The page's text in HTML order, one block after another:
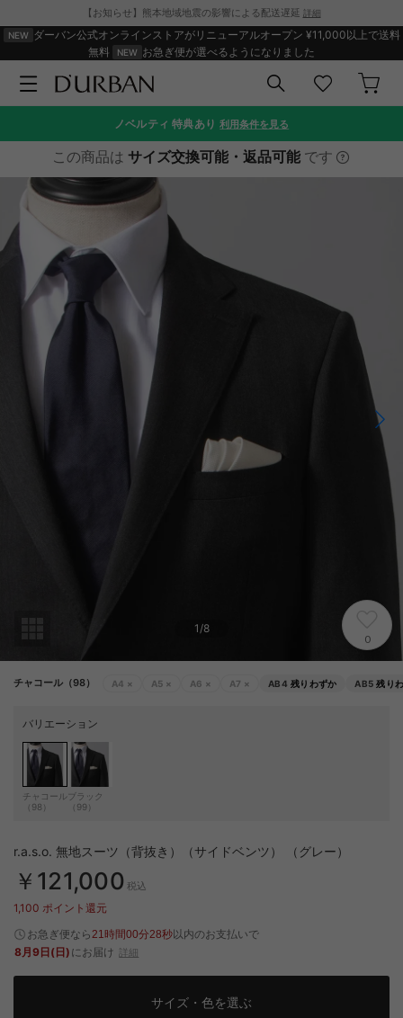
【お知らせ】熊本地域地震の影響による配送遅延 詳細
ダーバン公式オンラインストアがリニューアルオープン ¥11,000以上で送料
無料
お急ぎ便が選べるようになりました
ノベルティ特典あり 利用条件を見る
この商品は サイズ交換可能・返品可能 です
1/8
0
チャコール（98） A4 × A5 × A6 × A7 × AB4 残りわずか AB5 残り
バリエーション
チャコール
（98）
ブラック
（99）
r.a.s.o. 無地スーツ（背抜き）（サイドベンツ） （グレー）
￥121,000 税込
1,100 ポイント還元
お急ぎ便なら 21時間00分27秒以内のお支払いで
8月9日(日) にお届け 詳細
サイズ・色を選ぶ